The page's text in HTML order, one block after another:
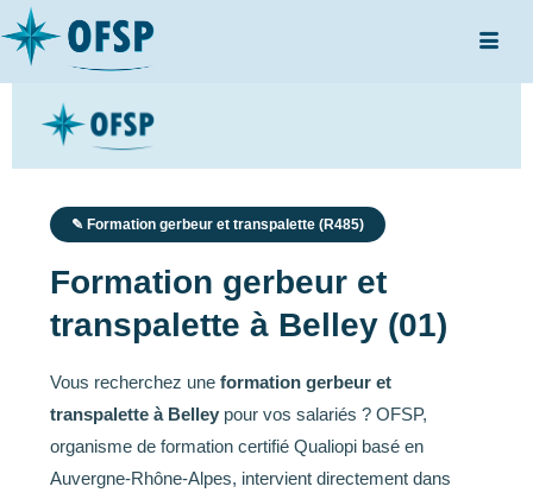
✎ Formation gerbeur et transpalette (R485)
Formation gerbeur et
transpalette à Belley (01)
Vous recherchez une formation gerbeur et
transpalette à Belley pour vos salariés ? OFSP,
organisme de formation certifié Qualiopi basé en
Auvergne-Rhône-Alpes, intervient directement dans